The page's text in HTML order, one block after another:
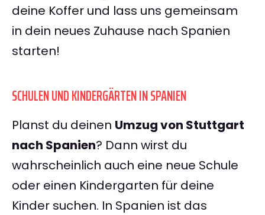
deine Koffer und lass uns gemeinsam
in dein neues Zuhause nach Spanien
starten!
SCHULEN UND KINDERGÄRTEN IN SPANIEN
Planst du deinen Umzug von Stuttgart
nach Spanien? Dann wirst du
wahrscheinlich auch eine neue Schule
oder einen Kindergarten für deine
Kinder suchen. In Spanien ist das